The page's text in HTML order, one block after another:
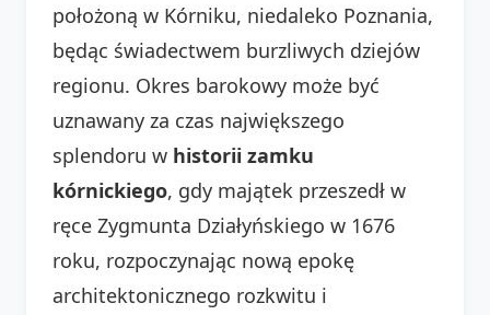
położoną w Kórniku, niedaleko Poznania,
będąc świadectwem burzliwych dziejów
regionu. Okres barokowy może być
uznawany za czas największego
splendoru w historii zamku
kórnickiego, gdy majątek przeszedł w
ręce Zygmunta Działyńskiego w 1676
roku, rozpoczynając nową epokę
architektonicznego rozkwitu i